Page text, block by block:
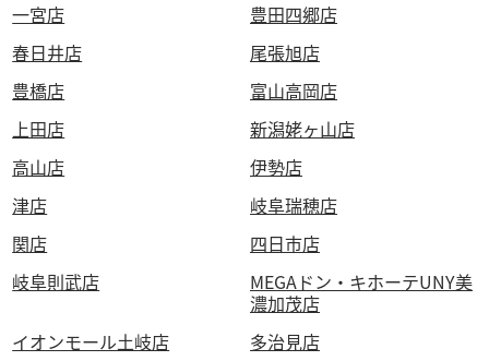
一宮店
豊田四郷店
春日井店
尾張旭店
豊橋店
富山高岡店
上田店
新潟姥ヶ山店
高山店
伊勢店
津店
岐阜瑞穂店
関店
四日市店
岐阜則武店
MEGAドン・キホーテUNY美
濃加茂店
イオンモール土岐店
多治見店